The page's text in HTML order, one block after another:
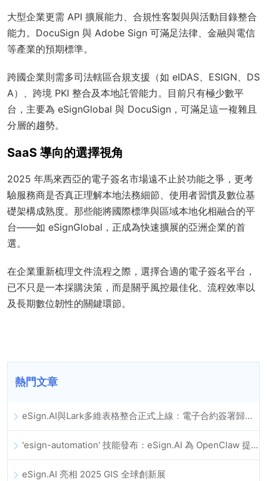
大型企業更需 API 擴展能力、合規性客製與與活動目錄整合
能力。DocuSign 與 Adobe Sign 可滿足法律、金融與電信
等產業的預期標準。
跨國企業則需多司法轄區合規支援（如 eIDAS、ESIGN、DS
A）、跨境 PKI 整合及本地託管能力。目前只有極少數平
台，主要為 eSignGlobal 與 DocuSign，可滿足這一複雜且
分層的趨勢。
SaaS 導向的選擇視角
2025 年馬來西亞的電子簽名市場遠不止於功能之爭，更考
驗服務商是否真正理解本地法務細節、使用者習慣及數位基
礎架構成熟度。那些能將國際標準與區域本地化相融合的平
台——如 eSignGlobal，正成為快速擴展的亞洲企業的首
選。
在企業重新梳理文件流程之際，選擇合適的電子簽名平台，
已不只是一本採購決策，而是關乎風控最佳化、流程效率以
及長期數位韌性的關鍵環節。
熱門文章
eSign.AI與Lark多維表格整合正式上線：電子合約簽署歸檔全程自動化
'esign-automation' 技能發布：eSign.AI 為 OpenClaw 提供自動化電子簽名能力
eSign.AI 亮相 2025 GIS 全球創新展